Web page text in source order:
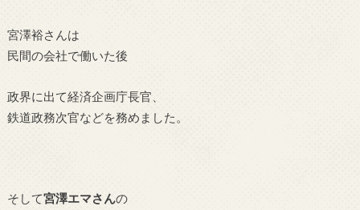
宮澤裕さんは
民間の会社で働いた後
政界に出て経済企画庁長官、
鉄道政務次官などを務めました。
そして宮澤エマさんの